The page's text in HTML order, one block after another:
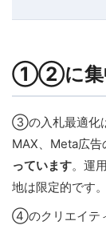
①②に集
③の入札最適化
MAX、Meta広告
っています。運
地は限定的です。
④のクリエイテ